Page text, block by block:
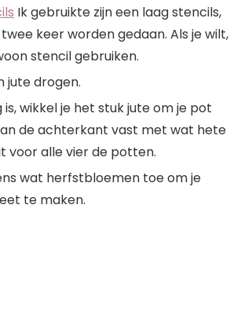
Ik gebruikte zijn een laag stencils,
keer worden gedaan. Als je wilt,
stencil gebruiken.
jute drogen.
is, wikkel je het stuk jute om je pot
de achterkant vast met wat hete
voor alle vier de potten.
wat herfstbloemen toe om je
te maken.